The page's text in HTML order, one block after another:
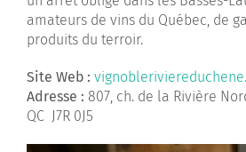
amateurs de vins du Québec, de
produits du terroir.
Site Web :
Adresse : 807, ch. de la Rivière
QC J7R 0J5